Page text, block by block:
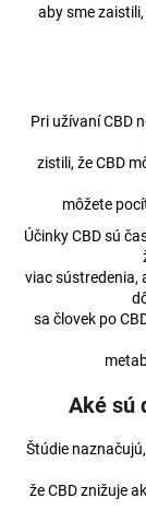
aby sme
Pri užívaní CBD
zistili, že CBD
môžete
Účinky CBD sú
viac sústredenia,
sa človek po
Aké sú
Štúdie
že CBD znižuje
CBD